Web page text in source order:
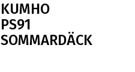
KUMHO
PS91
SOMMARDÄCK